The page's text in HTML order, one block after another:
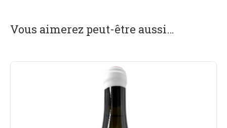
Vous aimerez peut-être aussi…